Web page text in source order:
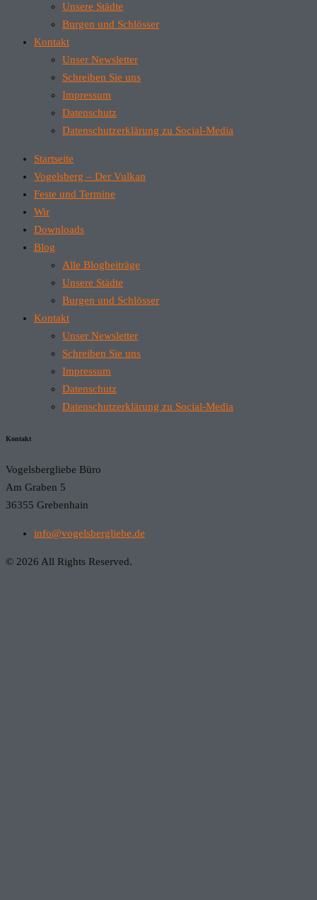
Unsere Städte
Burgen und Schlösser
Kontakt
Unser Newsletter
Schreiben Sie uns
Impressum
Datenschutz
Datenschutzerklärung zu Social-Media
Startseite
Vogelsberg – Der Vulkan
Feste und Termine
Wir
Downloads
Blog
Alle Blogbeiträge
Unsere Städte
Burgen und Schlösser
Kontakt
Unser Newsletter
Schreiben Sie uns
Impressum
Datenschutz
Datenschutzerklärung zu Social-Media
Kontakt
Vogelsbergliebe Büro
Am Graben 5
36355 Grebenhain
info@vogelsbergliebe.de
© 2026 All Rights Reserved.